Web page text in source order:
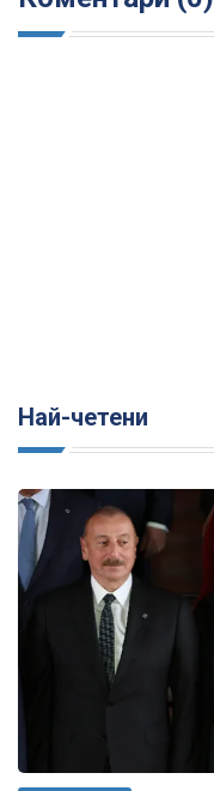
Най-четени